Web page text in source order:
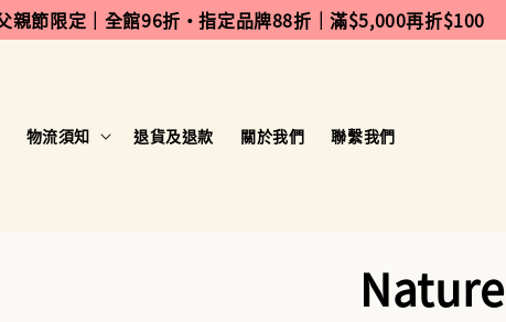
親節限定｜全館96折・指定品牌88折｜滿$5,000再折$100
物流須知 退貨及退款 關於我們 聯繫我們